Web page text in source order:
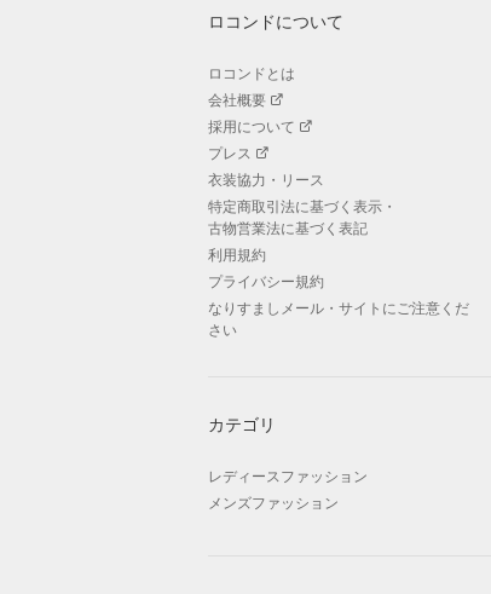
ロコンドについて
ロコンドとは
会社概要
採用について
プレス
衣装協力・リース
特定商取引法に基づく表示・
古物営業法に基づく表記
利用規約
プライバシー規約
なりすましメール・サイトにご注意くだ
さい
カテゴリ
レディースファッション
メンズファッション